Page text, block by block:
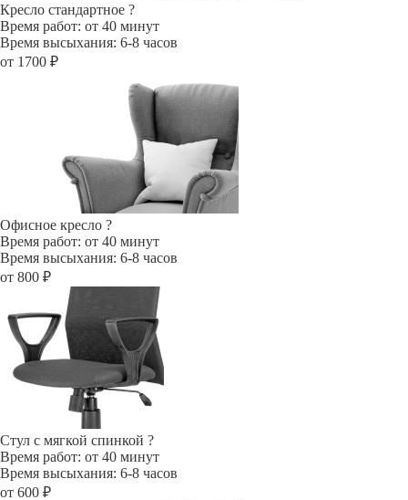
Кресло стандартное ?
Время работ: от 40 минут
Время высыхания: 6-8 часов
от 1700 ₽
Офисное кресло ?
Время работ: от 40 минут
Время высыхания: 6-8 часов
от 800 ₽
Стул с мягкой спинкой ?
Время работ: от 40 минут
Время высыхания: 6-8 часов
от 600 ₽